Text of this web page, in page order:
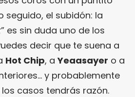
seguido, el subidón: la
” es sin duda uno de los
decir que te suena a
Hot Chip, aYeaasayer o a
y probablemente
casos tendrás razón.